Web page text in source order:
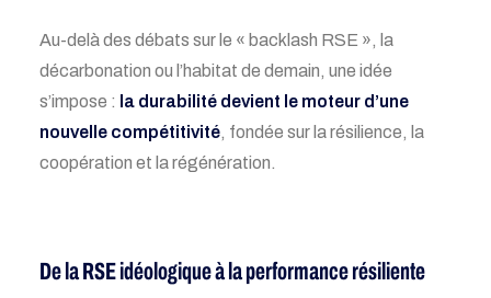
Au-delà des débats sur le « backlash RSE », la
décarbonation ou l’habitat de demain, une idée
s’impose : la durabilité devient le moteur d’une
nouvelle compétitivité, fondée sur la résilience, la
coopération et la régénération.
De la RSE idéologique à la performance résiliente